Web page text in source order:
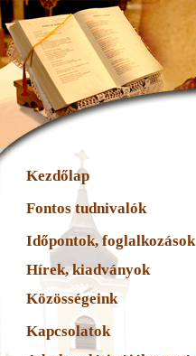
Kezdőlap
Fontos tudnivalók
Időpontok, foglalkozások
Hírek, kiadványok
Közösségeink
Kapcsolatok